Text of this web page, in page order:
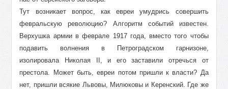
Тут возникает вопрос, как евреи умудрись совершить
февральскую революцию? Алгоритм событий известен.
Верхушка армии в феврале 1917 года, вместо того чтобы
подавить волнения в Петроградском гарнизоне,
изолировала Николая II, и его заставили отречься от
престола. Может быть, евреи потом пришли к власти? Да
нет, пришли всякие Львовы, Милюковы и Керенский. Где же